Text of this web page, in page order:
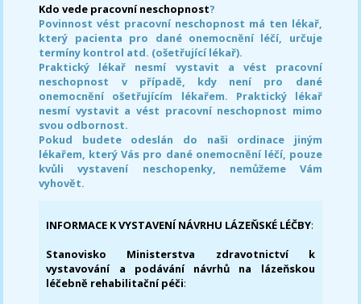
Kdo vede pracovní neschopnost?
Povinnost vést pracovní neschopnost má ten lékař,
který pacienta pro dané onemocnění léčí, určuje
termíny kontrol atd. (ošetřující lékař).
Praktický lékař nesmí vystavit a vést pracovní
neschopnost v případě, kdy není pro dané
onemocnění ošetřujícím lékařem. Praktický lékař
nesmí vystavit a vést pracovní neschopnost mimo
svou odbornost.
Pokud budete odeslán do naši ordinace jiným
lékařem, který Vás pro dané onemocnění léčí, pouze
kvůli vystavení neschopenky, nemůžeme Vám
vyhovět.
INFORMACE K VYSTAVENÍ NÁVRHU LÁZEŇSKÉ LÉČBY:
Stanovisko Ministerstva zdravotnictví k
vystavování a podávání návrhů na lázeňskou
léčebně rehabilitační péči: